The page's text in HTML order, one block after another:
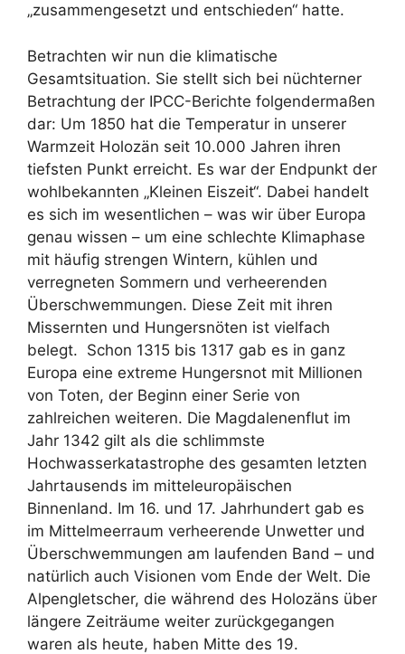
„zusammengesetzt und entschieden“ hatte.
Betrachten wir nun die klimatische
Gesamtsituation. Sie stellt sich bei nüchterner
Betrachtung der IPCC-Berichte folgendermaßen
dar: Um 1850 hat die Temperatur in unserer
Warmzeit Holozän seit 10.000 Jahren ihren
tiefsten Punkt erreicht. Es war der Endpunkt der
wohlbekannten „Kleinen Eiszeit“. Dabei handelt
es sich im wesentlichen – was wir über Europa
genau wissen – um eine schlechte Klimaphase
mit häufig strengen Wintern, kühlen und
verregneten Sommern und verheerenden
Überschwemmungen. Diese Zeit mit ihren
Missernten und Hungersnöten ist vielfach
belegt. Schon 1315 bis 1317 gab es in ganz
Europa eine extreme Hungersnot mit Millionen
von Toten, der Beginn einer Serie von
zahlreichen weiteren. Die Magdalenenflut im
Jahr 1342 gilt als die schlimmste
Hochwasserkatastrophe des gesamten letzten
Jahrtausends im mitteleuropäischen
Binnenland. Im 16. und 17. Jahrhundert gab es
im Mittelmeerraum verheerende Unwetter und
Überschwemmungen am laufenden Band – und
natürlich auch Visionen vom Ende der Welt. Die
Alpengletscher, die während des Holozäns über
längere Zeiträume weiter zurückgegangen
waren als heute, haben Mitte des 19.